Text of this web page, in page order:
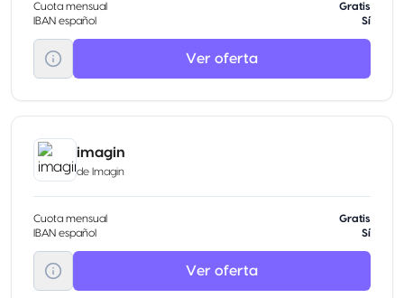
Cuota mensual
Gratis
IBAN español
Sí
Ver oferta
imagin
de Imagin
Cuota mensual
Gratis
IBAN español
Sí
Ver oferta